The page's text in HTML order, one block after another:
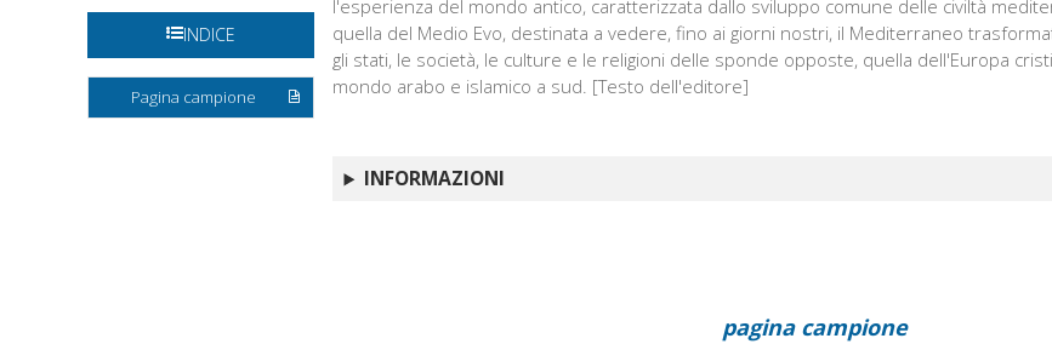
INDICE
Pagina campione
l'esperienza del mondo antico, caratterizzata dallo sviluppo comune delle civiltà
quella del Medio Evo, destinata a vedere, fino ai giorni nostri, il Mediterraneo
gli stati, le società, le culture e le religioni delle sponde opposte, quella dell'Europa
mondo arabo e islamico a sud. [Testo dell'editore]
INFORMAZIONI
pagina campione